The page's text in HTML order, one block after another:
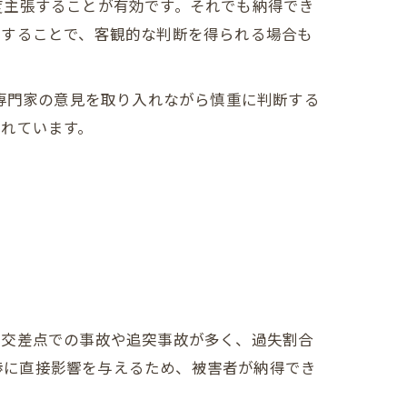
張することが有効です。それでも納得でき
ることで、客観的な判断を得られる場合も
家の意見を取り入れながら慎重に判断する
ています。
差点での事故や追突事故が多く、過失割合
直接影響を与えるため、被害者が納得でき